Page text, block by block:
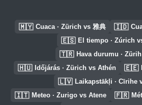
🇲🇾 Cuaca · Zürich vs 雅典 🇮🇩
🇪🇸 El tiempo · Zúrich
🇹🇷 Hava durumu ·
🇭🇺 Időjárás · Zürich vs Athén 🇪🇪
🇱🇻 Laikapstākļi · Cīrihe
🇮🇹 Meteo · Zurigo vs Atene 🇫🇷